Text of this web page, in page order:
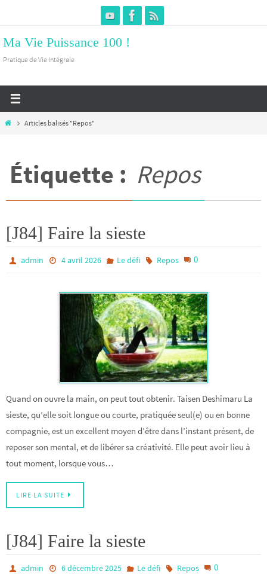
le
contenu
Ma Vie Puissance 100 !
Pratique de Vie Intégrale
HomeArticles balisés "Repos"
Étiquette : Repos
[J84] Faire la sieste
admin 4 avril 2026 Le défi Repos 0
Quand on ouvre la main, on peut tout obtenir. Taisen Deshimaru La
sieste, qu’elle soit longue ou courte, pratiquée seul(e) ou en bonne
compagnie, est un excellent moyen d’être dans l’instant présent, de
reposer son mental, et de libérer sa créativité. Elle peut avoir lieu à
tout moment, lorsque vous…
LIRE LA SUITE
[J84] Faire la sieste
admin 6 décembre 2025 Le défi Repos 0